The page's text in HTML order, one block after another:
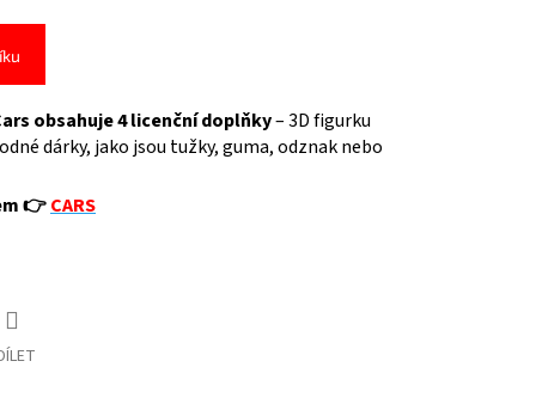
obsahuje 4 licenční doplňky– 3D figurku
dárky, jako jsou tužky, guma, odznak nebo
👉CARS